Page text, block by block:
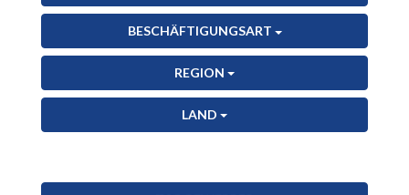
BESCHÄFTIGUNGSART
REGION
LAND